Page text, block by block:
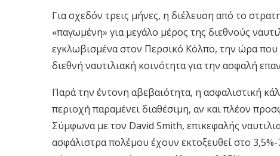
Για σχεδόν τρεις μήνες, η διέλευση από το
«παγωμένη» για μεγάλο μέρος της διεθνούς
εγκλωβισμένα στον Περσικό Κόλπο, την ώρα που
διεθνή ναυτιλιακή κοινότητα για την ασφαλή
Παρά την έντονη αβεβαιότητα, η ασφαλιστική
περιοχή παραμένει διαθέσιμη, αν και πλέον
Σύμφωνα με τον David Smith, επικεφαλής
ασφάλιστρα πολέμου έχουν εκτοξευθεί στο